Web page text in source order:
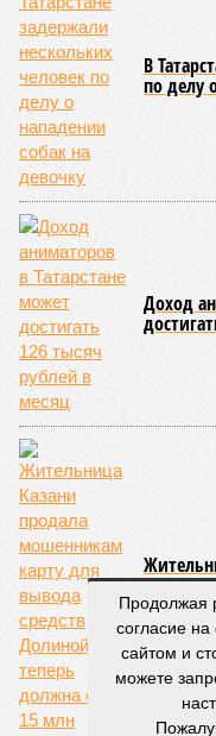
В
по делу
Доход
карту
должна
Продолжая
согласие
сайтом и
можете